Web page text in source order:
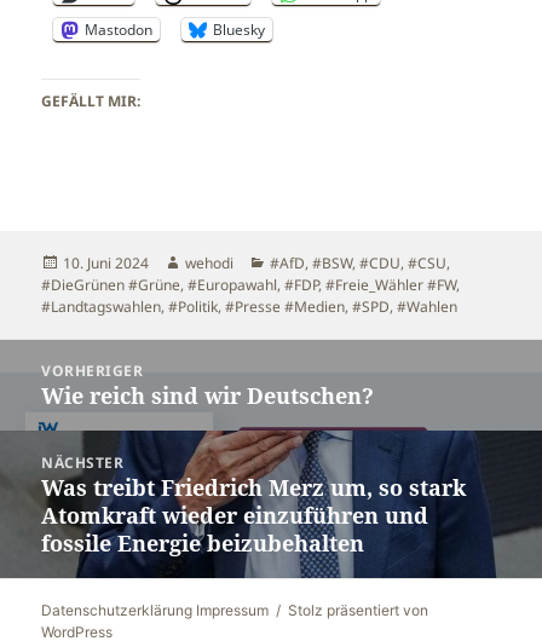
Mastodon
Bluesky
GEFÄLLT MIR:
Veröffentlicht
am
10. Juni 2024 Autor
wehodi Kategorien
#AfD,#BSW,#CDU,#CSU,
#DieGrünen #Grüne,#Europawahl,#FDP,#Freie_Wähler #FW,
#Landtagswahlen,#Politik,#Presse #Medien,#SPD,#Wahlen
Beitragsnavigation
VORHERIGER
Vorheriger
Beitrag:
Wie reich sind wir Deutschen?
NÄCHSTER
Nächster
Beitrag:
Was treibt Friedrich Merz um, so stark
Atomkraft wieder einzuführen und
fossile Energie beizubehalten
Datenschutzerklärung Impressum
Stolz präsentiert von
WordPress